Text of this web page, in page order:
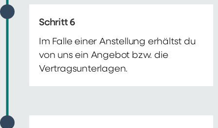
Schritt 6
Im Falle einer Anstellung erhältst du
von uns ein Angebot bzw. die
Vertragsunterlagen.